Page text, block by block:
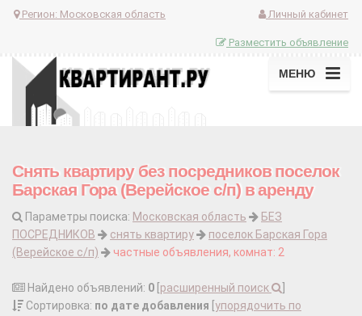
Регион: Московская область Личный кабинет
Разместить объявление
МЕНЮ
Снять квартиру без посредников поселок
Барская Гора (Верейское с/п) в аренду
Параметры поиска: Московская область
БЕЗ
ПОСРЕДНИКОВ
снять квартиру
поселок Барская Гора
(Верейское с/п)
частные объявления, комнат: 2
Найдено объявлений: 0 расширенный поиск
Сортировка: по дате добавления упорядочить по